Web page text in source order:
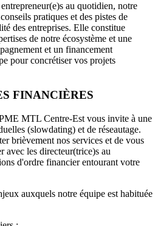
au quotidien, notre
pratiques et des pistes de
des entreprises. Elle constitue
de notre écosystème et une
et un financement
pour concrétiser vos projets
FINANCIÈRES
MTL Centre-Est vous invite à une
(slowdating) et de réseautage.
brièvement nos services et de vous
avec les directeur(trice)s au
d'ordre financier entourant votre
auxquels notre équipe est habituée